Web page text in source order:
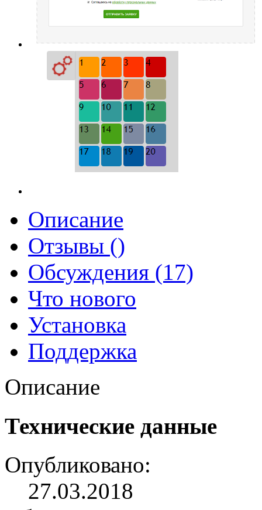
Описание
Отзывы ()
Обсуждения (17)
Что нового
Установка
Поддержка
Описание
Технические данные
Опубликовано:
27.03.2018